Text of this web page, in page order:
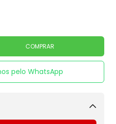
pelo WhatsApp